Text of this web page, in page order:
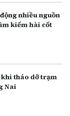
nhiều nguồn
kiếm hài cốt
khi tháo dỡ trạm
Nai